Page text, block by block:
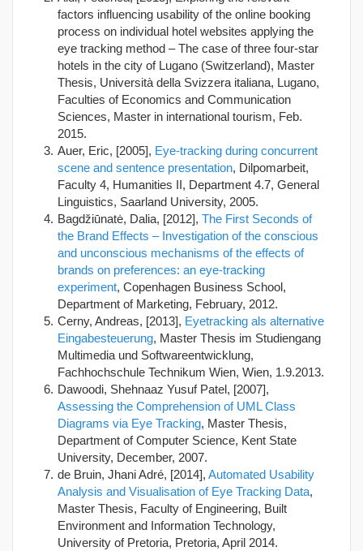
factors influencing usability of the online booking
process on individual hotel websites applying the
eye tracking method – The case of three four-star
hotels in the city of Lugano (Switzerland), Master
Thesis, Università della Svizzera italiana, Lugano,
Faculties of Economics and Communication
Sciences, Master in international tourism, Feb.
2015.
Auer, Eric, [2005], Eye-tracking during concurrent
scene and sentence presentation, Dilpomarbeit,
Faculty 4, Humanities II, Department 4.7, General
Linguistics, Saarland University, 2005.
Bagdžiūnatė, Dalia, [2012], The First Seconds of
the Brand Effects – Investigation of the conscious
and unconscious mechanisms of the effects of
brands on preferences: an eye-tracking
experiment, Copenhagen Business School,
Department of Marketing, February, 2012.
Cerny, Andreas, [2013], Eyetracking als alternative
Eingabesteuerung, Master Thesis im Studiengang
Multimedia und Softwareentwicklung,
Fachhochschule Technikum Wien, Wien, 1.9.2013.
Dawoodi, Shehnaaz Yusuf Patel, [2007],
Assessing the Comprehension of UML Class
Diagrams via Eye Tracking, Master Thesis,
Department of Computer Science, Kent State
University, December, 2007.
de Bruin, Jhani Adré, [2014], Automated Usability
Analysis and Visualisation of Eye Tracking Data,
Master Thesis, Faculty of Engineering, Built
Environment and Information Technology,
University of Pretoria, Pretoria, April 2014.